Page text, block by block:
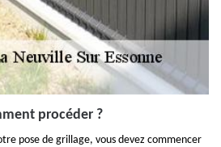
procéder ?
pose de grillage, vous devez commencer